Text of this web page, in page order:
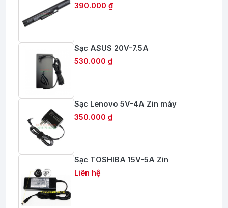
390.000 ₫
Sạc ASUS 20V-7.5A
530.000 ₫
Sạc Lenovo 5V-4A Zin máy
350.000 ₫
Sạc TOSHIBA 15V-5A Zin
Liên hệ